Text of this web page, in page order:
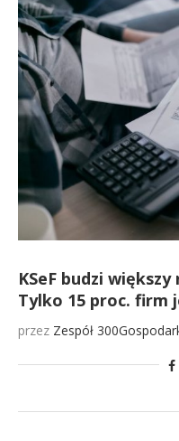
KSeF budzi
Tylko 15 proc. firm
przez Zespół